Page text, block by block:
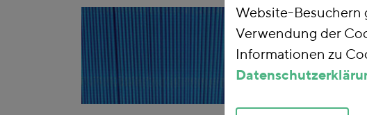
Website-Besuchern
Verwendung der
Informationen zu